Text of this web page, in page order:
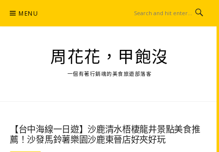
content
MENU
周花花，甲飽沒
一個有著行銷魂的美食旅遊部落客
【台中海線一日遊】沙鹿清水梧棲龍井景點美食推
薦！沙發馬鈴薯樂園沙鹿東晉店好夾好玩